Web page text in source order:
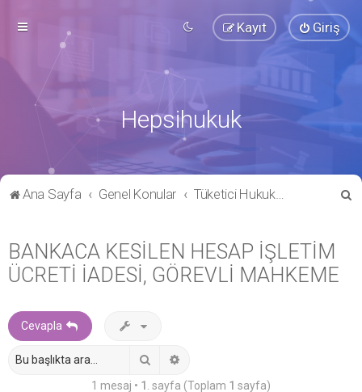
Giriş
Kayıt
Hepsihukuk
Ana Sayfa Genel Konular Tüketici Hukuku & Hakları
BANKACA KESİLEN HESAP İŞLETİM
ÜCRETİ İADESİ, GÖREVLİ MAHKEME
Cevapla
1 mesaj • 1 . sayfa (Toplam 1 sayfa)